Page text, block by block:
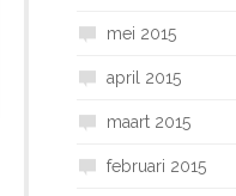
mei 2015
april 2015
maart 2015
februari 2015